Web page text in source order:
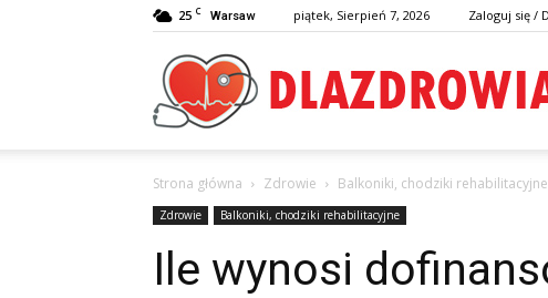
25 C Warsaw piątek, Sierpień 7, 2026 Zaloguj się /
Strona główna Zdrowie Balkoniki, chodziki rehabilitacyjne
Zdrowie Balkoniki, chodziki rehabilitacyjne
Ile wynosi